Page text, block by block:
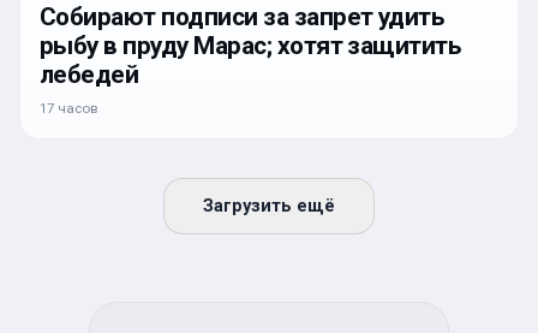
Собирают подписи за запрет удить
рыбу в пруду Марас; хотят защитить
лебедей
17 часов
Загрузить ещё